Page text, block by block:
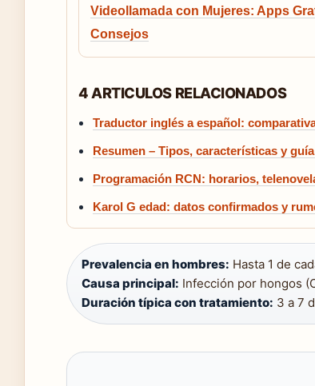
Videollamada con Mujeres: Apps
Consejos
4 ARTICULOS RELACIONADOS
Traductor inglés a español:
Resumen – Tipos, características y
Programación RCN: horarios,
Karol G edad: datos confirmados y
Prevalencia en hombres: Hasta 1 de
Causa principal: Infección por hongos
Duración típica con tratamiento: 3 a 7